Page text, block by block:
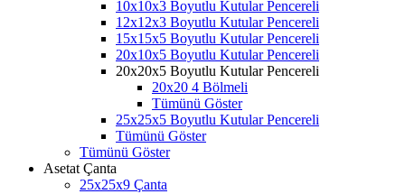
10x10x3 Boyutlu Kutular Pencereli
12x12x3 Boyutlu Kutular Pencereli
15x15x5 Boyutlu Kutular Pencereli
20x10x5 Boyutlu Kutular Pencereli
20x20x5 Boyutlu Kutular Pencereli
20x20 4 Bölmeli
Tümünü Göster
25x25x5 Boyutlu Kutular Pencereli
Tümünü Göster
Tümünü Göster
Asetat Çanta
25x25x9 Çanta